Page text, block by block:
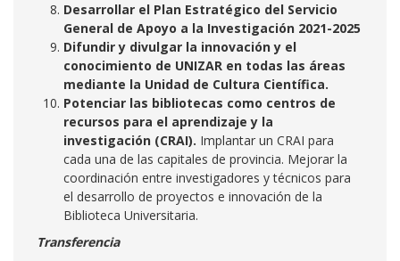
Desarrollar el Plan Estratégico del Servicio
General de Apoyo a la Investigación 2021-2025
Difundir y divulgar la innovación y el
conocimiento de UNIZAR en todas las áreas
mediante la Unidad de Cultura Científica.
Potenciar las bibliotecas como centros de
recursos para el aprendizaje y la
investigación (CRAI). Implantar un CRAI para
cada una de las capitales de provincia. Mejorar la
coordinación entre investigadores y técnicos para
el desarrollo de proyectos e innovación de la
Biblioteca Universitaria.
Transferencia